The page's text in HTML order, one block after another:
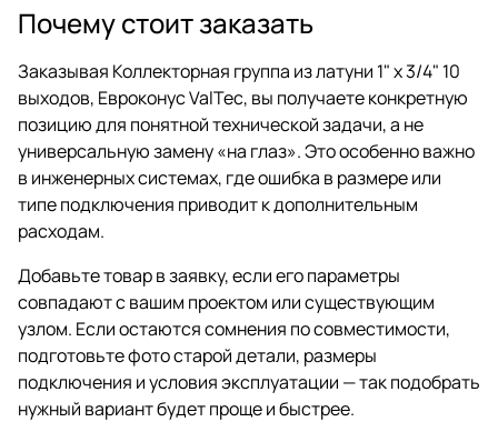
Почему стоит заказать
Заказывая Коллекторная группа из латуни 1" х 3/4" 10
выходов, Евроконус ValTec, вы получаете конкретную
позицию для понятной технической задачи, а не
универсальную замену «на глаз». Это особенно важно
в инженерных системах, где ошибка в размере или
типе подключения приводит к дополнительным
расходам.
Добавьте товар в заявку, если его параметры
совпадают с вашим проектом или существующим
узлом. Если остаются сомнения по совместимости,
подготовьте фото старой детали, размеры
подключения и условия эксплуатации — так подобрать
нужный вариант будет проще и быстрее.